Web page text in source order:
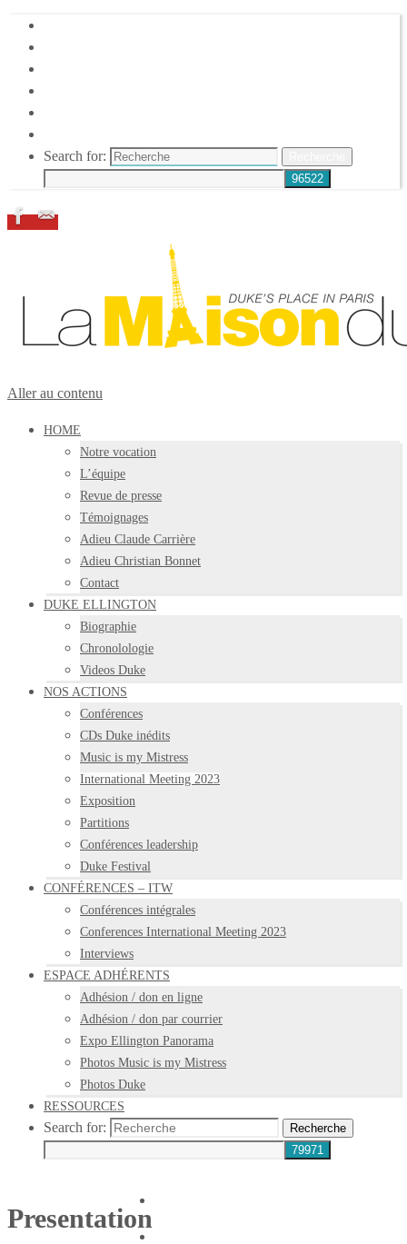
Search for:
Aller au contenu
HOME
Notre vocation
L’équipe
Revue de presse
Témoignages
Adieu Claude Carrière
Adieu Christian Bonnet
Contact
DUKE ELLINGTON
Biographie
Chronolologie
Videos Duke
NOS ACTIONS
Conférences
CDs Duke inédits
Music is my Mistress
International Meeting 2023
Exposition
Partitions
Conférences leadership
Duke Festival
CONFÉRENCES – ITW
Conférences intégrales
Conferences International Meeting 2023
Interviews
ESPACE ADHÉRENTS
Adhésion / don en ligne
Adhésion / don par courrier
Expo Ellington Panorama
Photos Music is my Mistress
Photos Duke
RESSOURCES
Search for: Recherche
Presentation